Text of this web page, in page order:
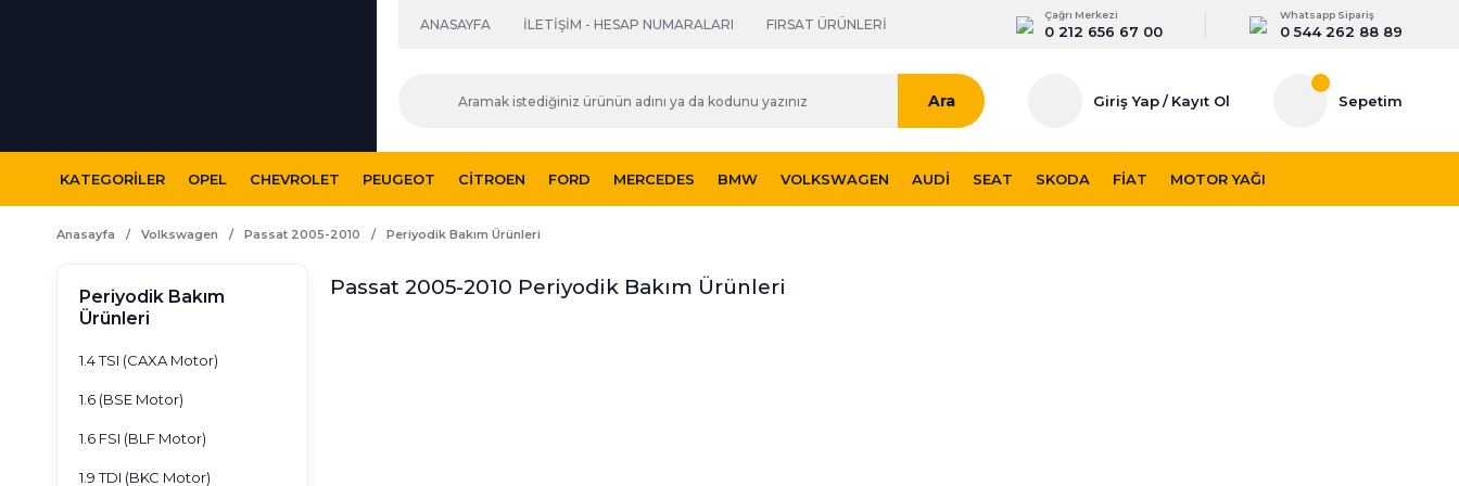
ANASAYFA İLETİŞİM - HESAP NUMARALARI FIRSAT ÜRÜNLERİ
Çağrı Merkezi
0 212 656 67 00
Whatsapp Sipariş
0 544 262 88 89
Ara Giriş Yap/ Kayıt Ol Sepetim
KATEGORILER OPEL CHEVROLET PEUGEOT CITROEN FORD MERCEDES BMW VOLKSWAGEN AUDI SEAT SKODA FIAT MOTOR YAĞI
Anasayfa Volkswagen Passat 2005-2010 Periyodik Bakım Ürünleri
Periyodik Bakım
Ürünleri
1.4 TSI (CAXA Motor)
1.6 (BSE Motor)
1.6 FSI (BLF Motor)
1.9 TDI (BKC Motor)
Passat 2005-2010 Periyodik Bakım Ürünleri